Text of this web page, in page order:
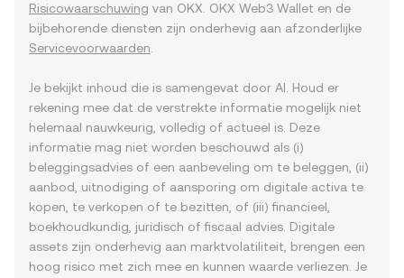
Risicowaarschuwing van OKX. OKX Web3 Wallet en de
bijbehorende diensten zijn onderhevig aan afzonderlijke
Servicevoorwaarden
Je bekijkt inhoud die is samengevat door AI. Houd er
rekening mee dat de verstrekte informatie mogelijk niet
helemaal nauwkeurig, volledig of actueel is. Deze
informatie mag niet worden beschouwd als (i)
beleggingsadvies of een aanbeveling om te beleggen, (ii)
aanbod, uitnodiging of aansporing om digitale activa te
kopen, te verkopen of te bezitten, of (iii) financieel,
boekhoudkundig, juridisch of fiscaal advies. Digitale
assets zijn onderhevig aan marktvolatiliteit, brengen een
hoog risico met zich mee en kunnen waarde verliezen. Je